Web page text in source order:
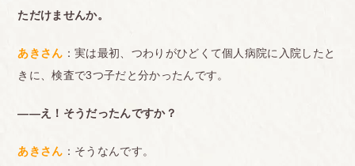
ただけませんか。
あきさん ：実は最初、つわりがひどくて個人病院に入院したと
きに、検査で3つ子だと分かったんです。
――え！そうだったんですか？
あきさん ：そうなんです。